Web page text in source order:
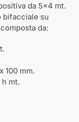
da 5x4 mt.
bifacciale su
da:
100 mm.
mt.